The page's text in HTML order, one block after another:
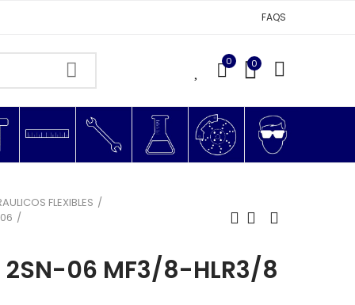
FAQS
0 0
FLEXIBLES
2SN-06 MF3/8-HLR3/8